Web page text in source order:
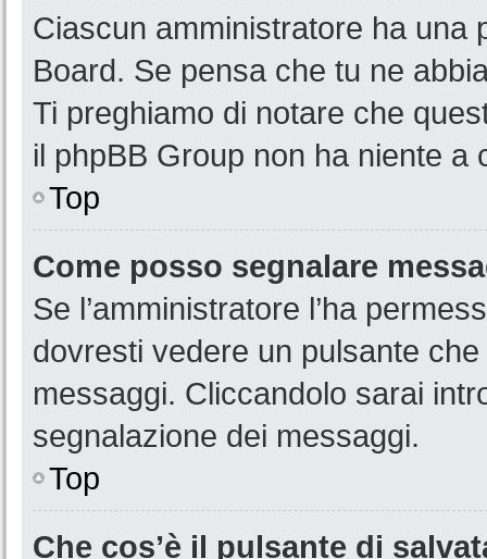
Ciascun amministratore ha una
Board. Se pensa che tu ne
Ti preghiamo di notare che
il phpBB Group non ha niente a
Top
Come posso segnalare
Se l’amministratore l’ha
dovresti vedere un pulsante
messaggi. Cliccandolo sarai
segnalazione dei messaggi.
Top
Che cos’è il pulsante di